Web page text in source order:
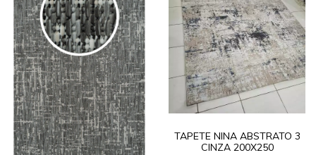
TAPETE NINA ABSTRATO 3
CINZA 200X250